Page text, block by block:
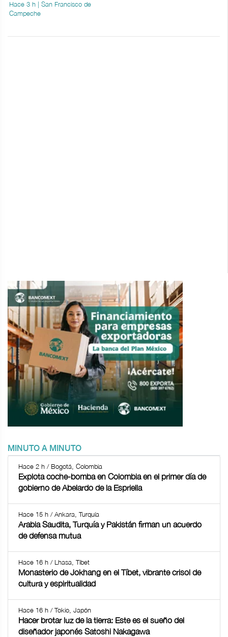
Hace 3 h | San Francisco de
Campeche
MINUTO A MINUTO
Hace 2 h / Bogotá, Colombia
Explota coche-bomba en Colombia en el primer día de
gobierno de Abelardo de la Espriella
Hace 15 h / Ankara, Turquía
Arabia Saudita, Turquía y Pakistán firman un acuerdo
de defensa mutua
Hace 16 h / Lhasa, Tíbet
Monasterio de Jokhang en el Tíbet, vibrante crisol de
cultura y espiritualidad
Hace 16 h / Tokio, Japón
Hacer brotar luz de la tierra: Este es el sueño del
diseñador japonés Satoshi Nakagawa